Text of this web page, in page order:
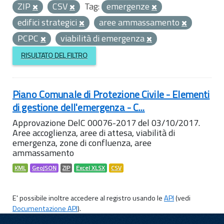
ZIP
CSV Tag: emergenze
edifici strategici
aree ammassamento
PCPC
viabilità di emergenza
RISULTATO DEL FILTRO
Piano Comunale di Protezione Civile - Elementi
di gestione dell'emergenza - C...
Approvazione DelC 00076-2017 del 03/10/2017.
Aree accoglienza, aree di attesa, viabilità di
emergenza, zone di confluenza, aree
ammassamento
KML GeoJSON ZIP Excel XLSX CSV
E' possibile inoltre accedere al registro usando leAPI(vedi
Documentazione API).